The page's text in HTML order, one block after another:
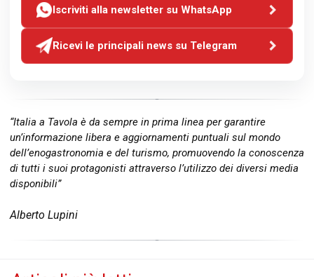
Iscriviti alla newsletter su WhatsApp
Ricevi le principali news su Telegram
“Italia a Tavola è da sempre in prima linea per garantire
un’informazione libera e aggiornamenti puntuali sul mondo
dell’enogastronomia e del turismo, promuovendo la conoscenza
di tutti i suoi protagonisti attraverso l’utilizzo dei diversi media
disponibili”
Alberto Lupini